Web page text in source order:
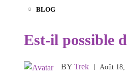
BLOG
Est-il possible
BY Trek Août 18,